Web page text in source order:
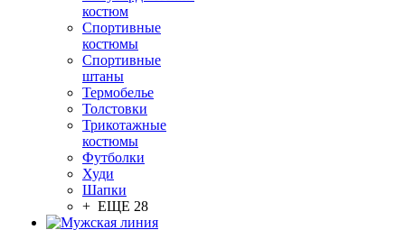
костюм
Спортивные
костюмы
Спортивные
штаны
Термобелье
Толстовки
Трикотажные
костюмы
Футболки
Худи
Шапки
+ ЕЩЕ 28